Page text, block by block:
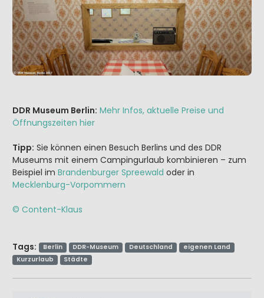
DDR Museum Berlin: Mehr Infos, aktuelle Preise und
Öffnungszeiten hier
Tipp: Sie können einen Besuch Berlins und des DDR
Museums mit einem Campingurlaub kombinieren – zum
Beispiel im Brandenburger Spreewald oder in
Mecklenburg-Vorpommern
© Content-Klaus
Tags: Berlin DDR-Museum Deutschland
eigenen Land
Kurzurlaub
Städte